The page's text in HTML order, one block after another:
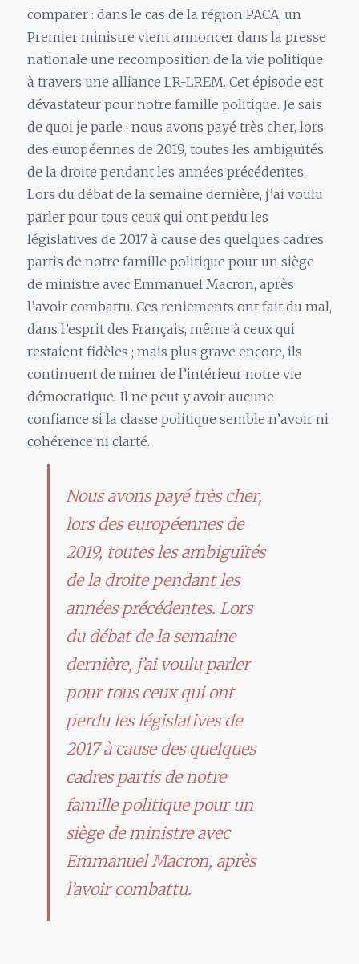
comparer : dans le cas de la région PACA, un
Premier ministre vient annoncer dans la presse
nationale une recomposition de la vie politique
à travers une alliance LR-LREM. Cet épisode est
dévastateur pour notre famille politique. Je sais
de quoi je parle : nous avons payé très cher, lors
des européennes de 2019, toutes les ambiguïtés
de la droite pendant les années précédentes.
Lors du débat de la semaine dernière, j’ai voulu
parler pour tous ceux qui ont perdu les
législatives de 2017 à cause des quelques cadres
partis de notre famille politique pour un siège
de ministre avec Emmanuel Macron, après
l’avoir combattu. Ces reniements ont fait du mal,
dans l’esprit des Français, même à ceux qui
restaient fidèles ; mais plus grave encore, ils
continuent de miner de l’intérieur notre vie
démocratique. Il ne peut y avoir aucune
confiance si la classe politique semble n’avoir ni
cohérence ni clarté.
Nous avons payé très cher,
lors des européennes de
2019, toutes les ambiguïtés
de la droite pendant les
années précédentes. Lors
du débat de la semaine
dernière, j’ai voulu parler
pour tous ceux qui ont
perdu les législatives de
2017 à cause des quelques
cadres partis de notre
famille politique pour un
siège de ministre avec
Emmanuel Macron, après
l’avoir combattu.